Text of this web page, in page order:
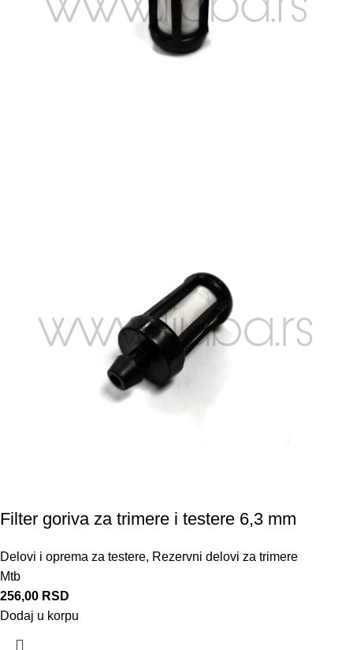
Filter goriva za trimere i testere 6,3 mm
Delovi i oprema za testere, Rezervni delovi za trimere
Mtb
256,00 RSD
Dodaj u korpu